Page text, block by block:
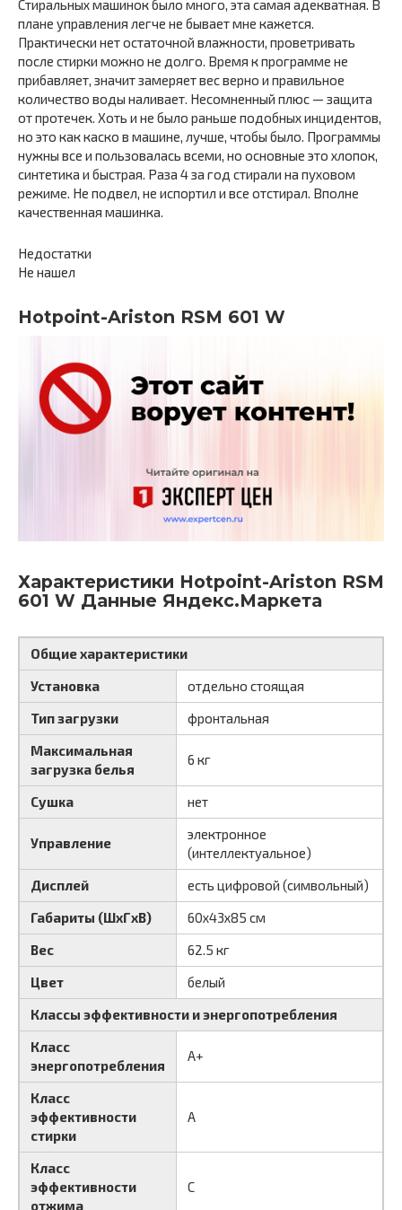
Стиральных машинок было много, эта самая адекватная. В
плане управления легче не бывает мне кажется.
Практически нет остаточной влажности, проветривать
после стирки можно не долго. Время к программе не
прибавляет, значит замеряет вес верно и правильное
количество воды наливает. Несомненный плюс — защита
от протечек. Хоть и не было раньше подобных инцидентов,
но это как каско в машине, лучше, чтобы было. Программы
нужны все и пользовалась всеми, но основные это хлопок,
синтетика и быстрая. Раза 4 за год стирали на пуховом
режиме. Не подвел, не испортил и все отстирал. Вполне
качественная машинка.
Недостатки
Не нашел
Hotpoint-Ariston RSM 601 W
Характеристики Hotpoint-Ariston RSM
601 W Данные Яндекс.Маркета
Общие характеристики
Установка
отдельно стоящая
Тип загрузки
фронтальная
Максимальная
загрузка белья
6 кг
Сушка нет
Управление
электронное
(интеллектуальное)
Дисплей
есть цифровой (символьный)
Габариты (ШxГxВ)
60x43x85 см
Вес
62.5 кг
Цвет
белый
Классы эффективности и энергопотребления
Класс
энергопотребления
A+
Класс
эффективности
стирки
A
Класс
эффективности
отжима
C